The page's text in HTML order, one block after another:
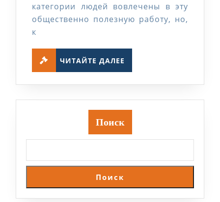
категории людей вовлечены в эту
общественно полезную работу, но,
к
ЧИТАЙТЕ ДАЛЕЕ
Поиск
Поиск